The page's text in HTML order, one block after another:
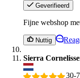
Geverifieerd
Fijne webshop
Nuttig
Sierra
30-